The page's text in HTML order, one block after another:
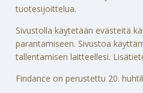
tuotesijoittelua.
Sivustolla käytetään evästeitä
parantamiseen. Sivustoa
tallentamisen laitteellesi.
Findance on perustettu 20.